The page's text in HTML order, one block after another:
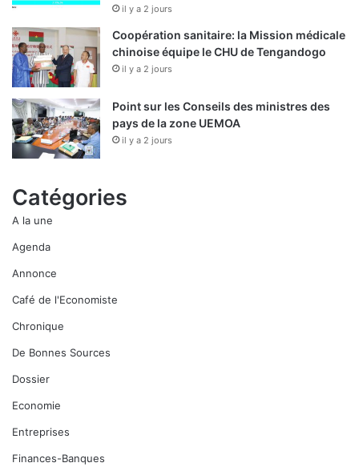
il y a 2 jours
Coopération sanitaire: la Mission médicale
chinoise équipe le CHU de Tengandogo
il y a 2 jours
Point sur les Conseils des ministres des
pays de la zone UEMOA
il y a 2 jours
Catégories
A la une
Agenda
Annonce
Café de l'Economiste
Chronique
De Bonnes Sources
Dossier
Economie
Entreprises
Finances-Banques